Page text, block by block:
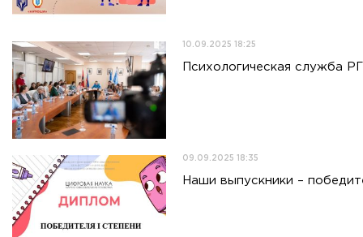
10.09.2025 18:25
Психологическая служба
09.09.2025 18:35
Наши выпускники –